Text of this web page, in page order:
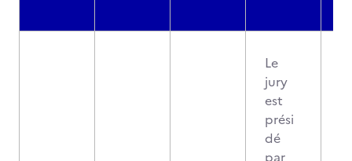
Le
jury
est
prési
dé
par